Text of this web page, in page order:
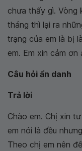
chưa thấy gì. Vòng
tháng thì lại ra
trạng của em là bị
em. Em xin cảm ơn
Câu hỏi ẩn danh
Trả lời
Chào em. Chị xin
em nói là đều
Theo chị em nên